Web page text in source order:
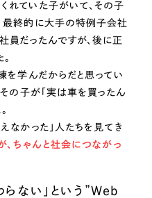
れていた子がいて、その子
最終的に大手の特例子会社
員だったんですが、後に正
を学んだからだと思ってい
その子が「実は車を買ったん
なかった」人たちを見てき
、ちゃんと社会につながっ
らない」という”Web